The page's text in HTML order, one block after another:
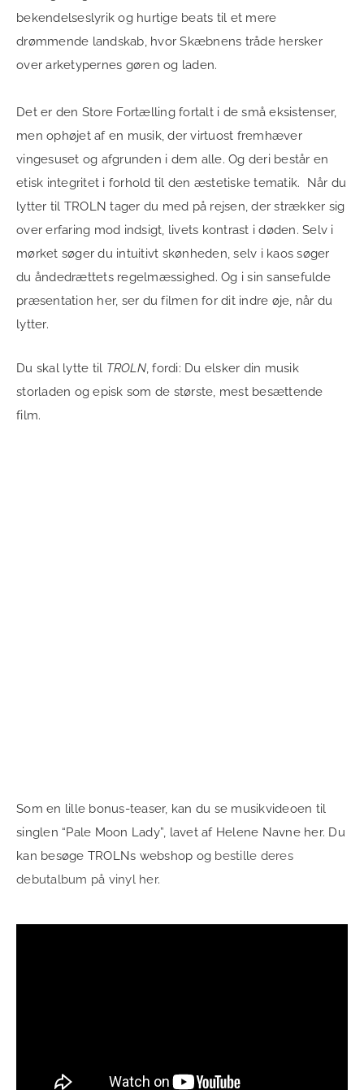
bekendelseslyrik og hurtige beats til et mere
drømmende landskab, hvor Skæbnens tråde hersker
over arketypernes gøren og laden.
Det er den Store Fortælling fortalt i de små eksistenser,
men ophøjet af en musik, der virtuost fremhæver
vingesuset og afgrunden i dem alle. Og deri består en
etisk integritet i forhold til den æstetiske tematik. Når du
lytter til TROLN tager du med på rejsen, der strækker sig
over erfaring mod indsigt, livets kontrast i døden. Selv i
mørket søger du intuitivt skønheden, selv i kaos søger
du åndedrættets regelmæssighed. Og i sin sansefulde
præsentation her, ser du filmen for dit indre øje, når du
lytter.
Du skal lytte til TROLN, fordi: Du elsker din musik
storladen og episk som de største, mest besættende
film.
Som en lille bonus-teaser, kan du se musikvideoen til
singlen “Pale Moon Lady”, lavet af Helene Navne her. Du
kan besøge TROLNs webshop og bestille deres
debutalbum på vinyl her.